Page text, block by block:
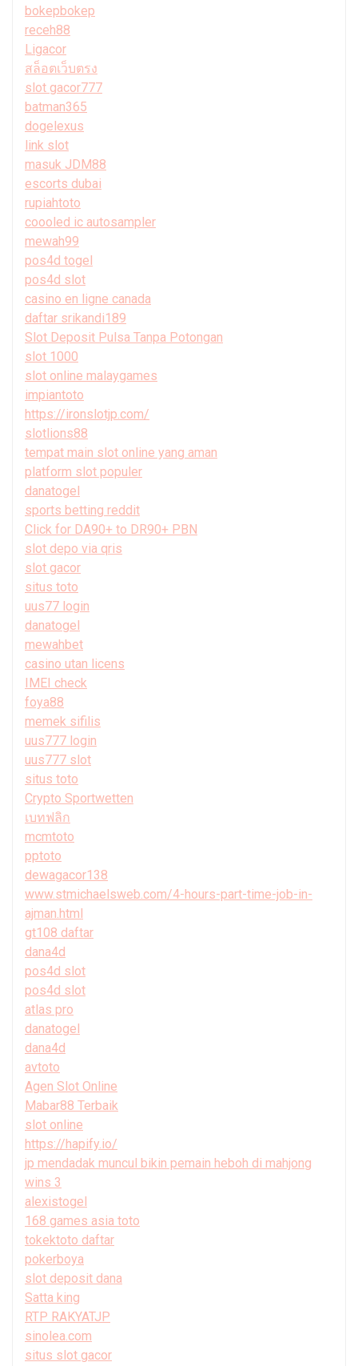
bokepbokep
receh88
Ligacor
สล็อตเว็บตรง
slot gacor777
batman365
dogelexus
link slot
masuk JDM88
escorts dubai
rupiahtoto
coooled ic autosampler
mewah99
pos4d togel
pos4d slot
casino en ligne canada
daftar srikandi189
Slot Deposit Pulsa Tanpa Potongan
slot 1000
slot online malaygames
impiantoto
https://ironslotjp.com/
slotlions88
tempat main slot online yang aman
platform slot populer
danatogel
sports betting reddit
Click for DA90+ to DR90+ PBN
slot depo via qris
slot gacor
situs toto
uus77 login
danatogel
mewahbet
casino utan licens
IMEI check
foya88
memek sifilis
uus777 login
uus777 slot
situs toto
Crypto Sportwetten
เบทฟลิก
mcmtoto
pptoto
dewagacor138
www.stmichaelsweb.com/4-hours-part-time-job-in-
ajman.html
gt108 daftar
dana4d
pos4d slot
pos4d slot
atlas pro
danatogel
dana4d
avtoto
Agen Slot Online
Mabar88 Terbaik
slot online
https://hapify.io/
jp mendadak muncul bikin pemain heboh di mahjong
wins 3
alexistogel
168 games asia toto
tokektoto daftar
pokerboya
slot deposit dana
Satta king
RTP RAKYATJP
sinolea.com
situs slot gacor